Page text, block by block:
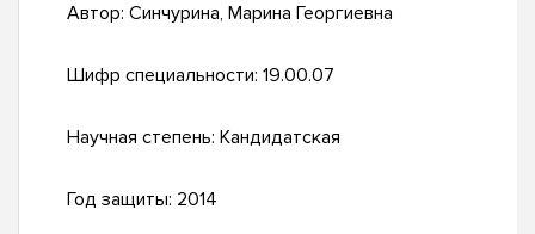
Автор: Синчурина, Марина Георгиевна
Шифр специальности: 19.00.07
Научная степень: Кандидатская
Год защиты: 2014